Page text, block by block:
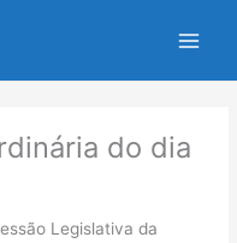
do dia
Legislativa da